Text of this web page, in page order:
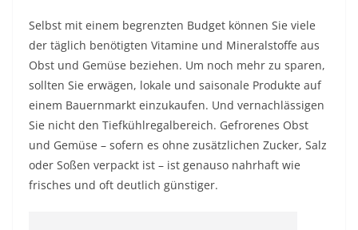
Selbst mit einem begrenzten Budget können Sie viele
der täglich benötigten Vitamine und Mineralstoffe aus
Obst und Gemüse beziehen. Um noch mehr zu sparen,
sollten Sie erwägen, lokale und saisonale Produkte auf
einem Bauernmarkt einzukaufen. Und vernachlässigen
Sie nicht den Tiefkühlregalbereich. Gefrorenes Obst
und Gemüse – sofern es ohne zusätzlichen Zucker, Salz
oder Soßen verpackt ist – ist genauso nahrhaft wie
frisches und oft deutlich günstiger.